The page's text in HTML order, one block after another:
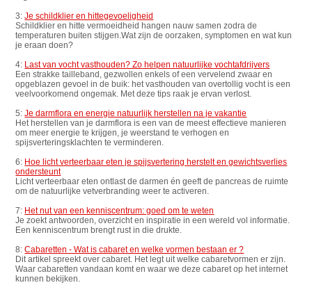
3:Je schildklier en hittegevoeligheid
Schildklier en hitte vermoeidheid hangen nauw samen zodra de
temperaturen buiten stijgen.Wat zijn de oorzaken, symptomen en wat kun
je eraan doen?
4: Last van vocht vasthouden? Zo helpen natuurlijke vochtafdrijvers
Een strakke tailleband, gezwollen enkels of een vervelend zwaar en
opgeblazen gevoel in de buik: het vasthouden van overtollig vocht is een
veelvoorkomend ongemak. Met deze tips raak je ervan verlost.
5:Je darmflora en energie natuurlijk herstellen na je vakantie
Het herstellen van je darmflora is een van de meest effectieve manieren
om meer energie te krijgen, je weerstand te verhogen en
spijsverteringsklachten te verminderen.
6: Hoe licht verteerbaar eten je spijsvertering herstelt en gewichtsverlies
ondersteunt
Licht verteerbaar eten ontlast de darmen én geeft de pancreas de ruimte
om de natuurlijke vetverbranding weer te activeren.
7: Het nut van een kenniscentrum: goed om te weten
Je zoekt antwoorden, overzicht en inspiratie in een wereld vol informatie.
Een kenniscentrum brengt rust in die drukte.
8:Cabaretten - Wat is cabaret en welke vormen bestaan er ?
Dit artikel spreekt over cabaret. Het legt uit welke cabaretvormen er zijn.
Waar cabaretten vandaan komt en waar we deze cabaret op het internet
kunnen bekijken.